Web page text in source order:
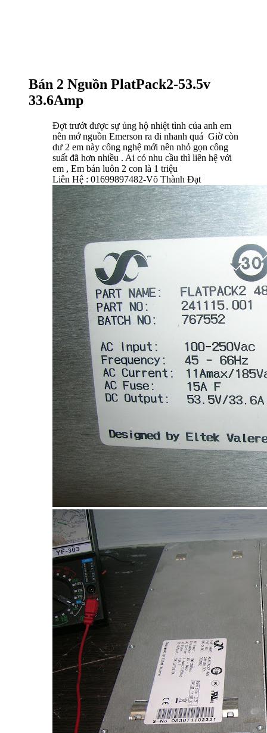
Bán 2 Nguồn PlatPack2-53.5v
33.6Amp
Đợt trướt được sự ủng hộ nhiệt tình của anh em
nên mớ nguồn Emerson ra đi nhanh quá Giờ còn
dư 2 em này công nghệ mới nên nhỏ gọn công
suất đã hơn nhiều . Ai có nhu cầu thì liên hệ với
em , Em bán luôn 2 con là 1 triệu
Liên Hệ : 01699897482-Võ Thành Đạt